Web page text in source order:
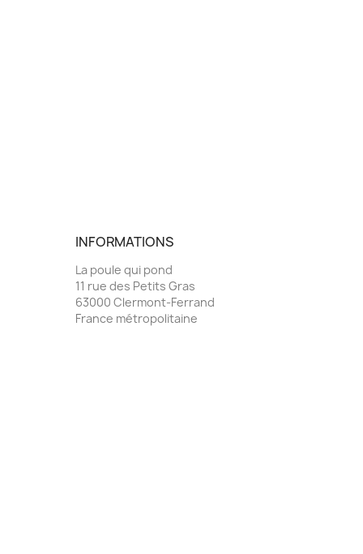
INFORMATIONS
La poule qui pond
11 rue des Petits Gras
63000 Clermont-Ferrand
France métropolitaine